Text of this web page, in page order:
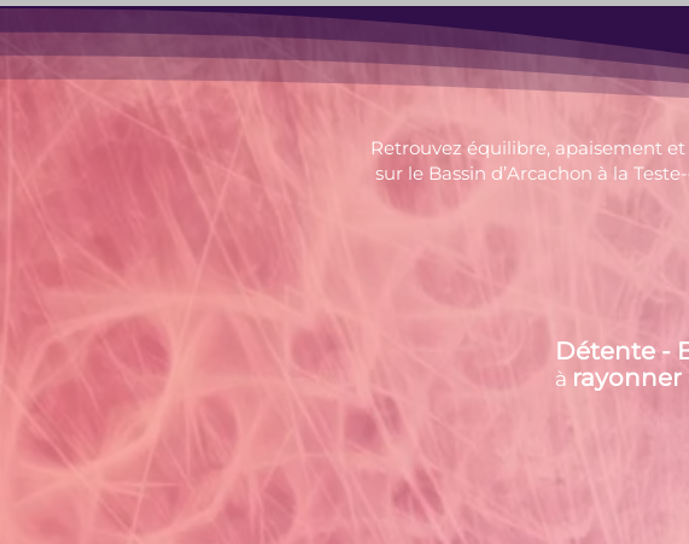
Cartes
Retrouvez équilibre, apaisement
sur le Bassin d’Arcachon à la
Détente -
à